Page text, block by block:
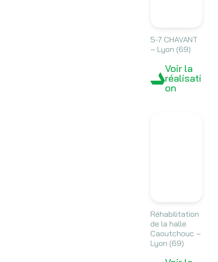
5-7 CHAVANT
– Lyon (69)
Voir la
réalisati
on
Réhabilitation
de la halle
Caoutchouc –
Lyon (69)